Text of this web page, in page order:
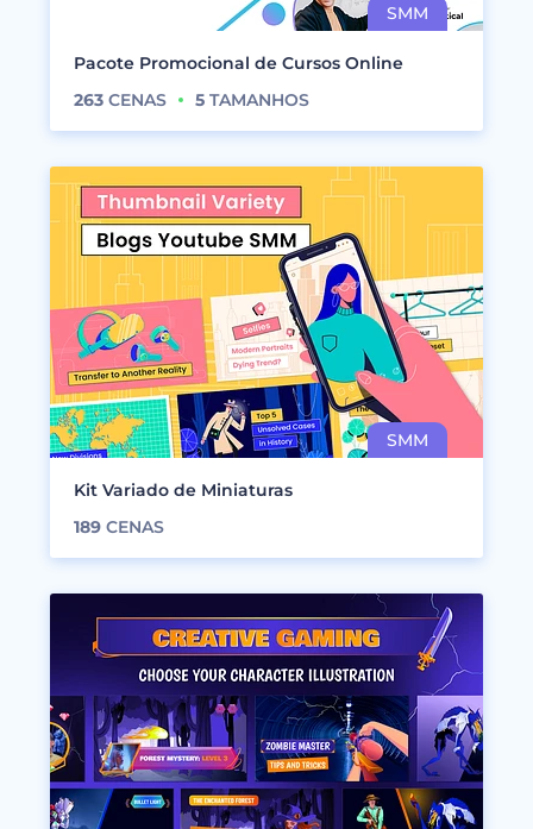
Pacote Promocional de Cursos Online
263 CENAS 5 TAMANHOS
Kit Variado de Miniaturas
189 CENAS